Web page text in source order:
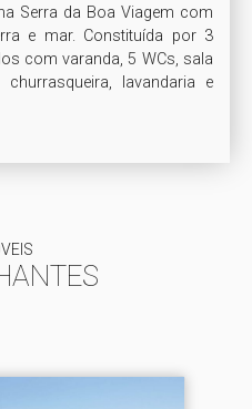
Serra da Boa Viagem com
e mar. Constituída por 3
com varanda, 5 WCs, sala
lavandaria e